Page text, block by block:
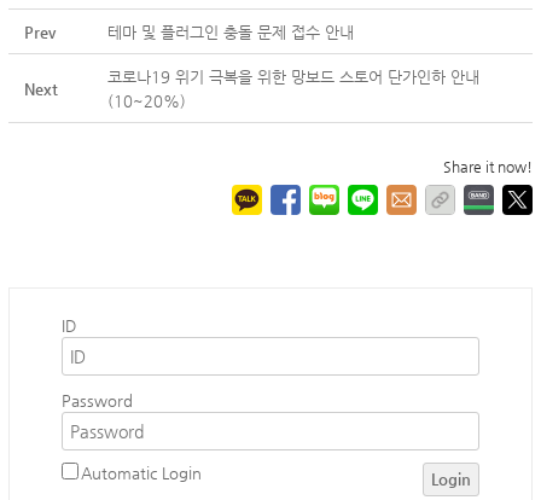
Prev 테마 및 플러그인 충돌 문제 접수 안내
Next
코로나19 위기 극복을 위한 망보드 스토어 단가인하 안내
(10~20%)
Share it now!
ID
Password
Automatic Login Login